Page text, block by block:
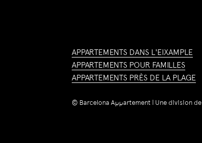
APPARTEMENTS DANS L'EIXAMPLE
APPARTEMENTS POUR FAMILLES
APPARTEMENTS PRÈS DE LA PLAGE
© Barcelona Appartement | Une division de